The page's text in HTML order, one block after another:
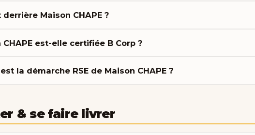
derrière Maison CHAPE ?
CHAPE est-elle certifiée B Corp ?
la démarche RSE de Maison CHAPE ?
& se faire livrer